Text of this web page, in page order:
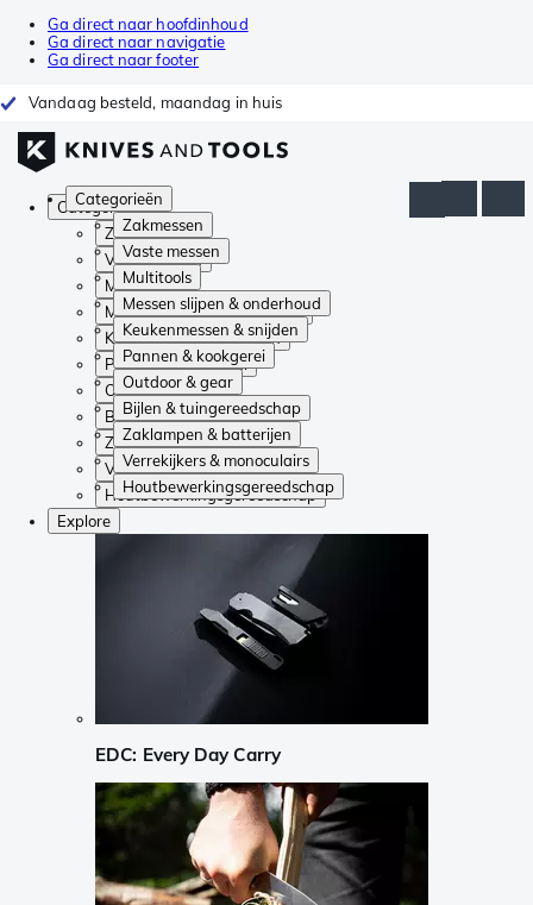
Ga direct naar hoofdinhoud
Ga direct naar navigatie
Ga direct naar footer
Vandaag besteld, maandag in huis
Categorieën
Zakmessen
Vaste messen
Multitools
Messen slijpen & onderhoud
Keukenmessen & snijden
Pannen & kookgerei
Outdoor & gear
Bijlen & tuingereedschap
Zaklampen & batterijen
Verrekijkers & monoculairs
Houtbewerkingsgereedschap
Categorieën
Zakmessen
Vaste messen
Multitools
Messen slijpen & onderhoud
Keukenmessen & snijden
Pannen & kookgerei
Outdoor & gear
Bijlen & tuingereedschap
Zaklampen & batterijen
Verrekijkers & monoculairs
Houtbewerkingsgereedschap
Explore
EDC: Every Day Carry